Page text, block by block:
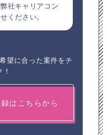
社キャリアコン
ください。
望に合った案件をチ
はこちらから